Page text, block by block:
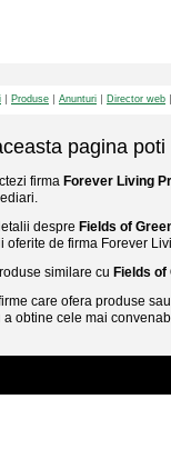
Produse Anunturi Director web
pagina poti
firma Forever Living
despre Fields of
oferite de firma Forever
similare cu Fields of
care ofera produse
a obtine cele mai